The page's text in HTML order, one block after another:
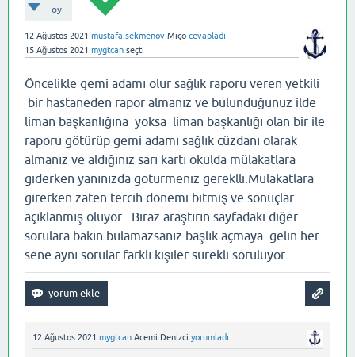
oy
12 Ağustos 2021 mustafa.sekmenov Miço cevapladı
15 Ağustos 2021 mygtcan seçti
Öncelikle gemi adamı olur sağlık raporu veren yetkili
bir hastaneden rapor almanız ve bulunduğunuz ilde
liman başkanlığına yoksa liman başkanlığı olan bir ile
raporu götürüp gemi adamı sağlık cüzdanı olarak
almanız ve aldığınız sarı kartı okulda mülakatlara
giderken yanınızda götürmeniz gereklli.Mülakatlara
girerken zaten tercih dönemi bitmiş ve sonuçlar
açıklanmış oluyor . Biraz araştırın sayfadaki diğer
sorulara bakın bulamazsanız başlık açmaya gelin her
sene aynı sorular farklı kişiler sürekli soruluyor
12 Ağustos 2021 mygtcan Acemi Denizci yorumladı